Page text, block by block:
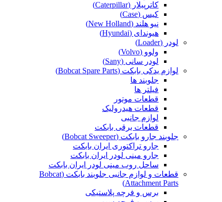
کاترپیلار (Caterpillar)
کیس (Case)
نیو هلند (New Holland)
هیوندای (Hyundai)
لودر (Loader)
ولوو (Volvo)
لودر سانی (Sany)
لوازم یدکی بابکت (Bobcat Spare Parts)
جلوبند ها
فیلتر ها
قطعات موتور
قطعات هیدرولیک
لوازم جانبی
قطعات برقی بابکت
جلوبند جارو بابکت (Bobcat Sweeper)
جارو تراکتوری ایران بابکت
جارو مینی لودر ایران بابکت
ساحل روب مینی لودر ایران بابکت
قطعات و لوازم جانبی جلوبند بابکت (Bobcat
Attachment Parts)
برس و فرچه پلاستیکی